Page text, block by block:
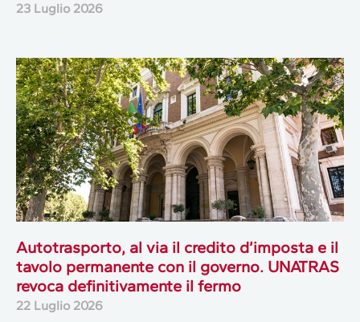
23 Luglio 2026
Autotrasporto, al via il credito d’imposta e il
tavolo permanente con il governo. UNATRAS
revoca definitivamente il fermo
22 Luglio 2026